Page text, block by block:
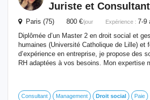
Juriste et
Paris (75) 800 €/jour Expérience : 7-9
Diplômée d’un Master 2 en droit social et
humaines (Université Catholique de Lille) et
d’expérience en entreprise, je propose des
RH adaptées à vos besoins. Mon expertise
Consultant Management Droit social Paie